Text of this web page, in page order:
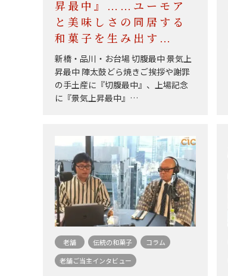
昇最中』……ユーモア
と美味しさの同居する
和菓子を生み出す…
新橋・品川・お台場 切腹最中 景気上
昇最中 陣太鼓どら焼きご挨拶や謝罪
の手土産に『切腹最中』、上場記念
に『景気上昇最中』…
老舗 伝統の和菓子
コラム
老舗ご当主インタビュー